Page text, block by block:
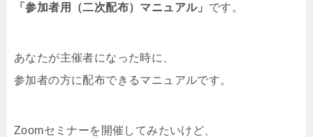
「参加者用（二次配布）マニュアル」 です。
あなたが主催者になった時に、
参加者の方に配布できるマニュアルです。
Zoomセミナーを開催してみたいけど、